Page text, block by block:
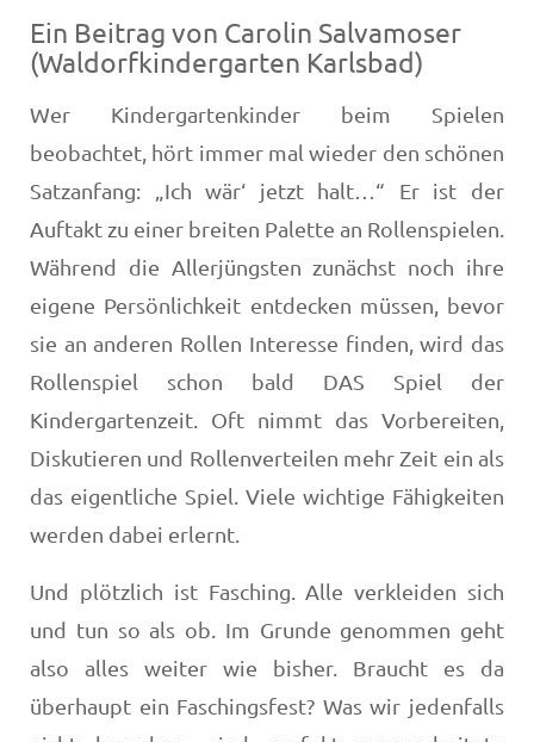
Ein Beitrag von Carolin Salvamoser
(Waldorfkindergarten Karlsbad)
Wer Kindergartenkinder beim Spielen
beobachtet, hört immer mal wieder den schönen
Satzanfang: „Ich wär‘ jetzt halt…“ Er ist der
Auftakt zu einer breiten Palette an Rollenspielen.
Während die Allerjüngsten zunächst noch ihre
eigene Persönlichkeit entdecken müssen, bevor
sie an anderen Rollen Interesse finden, wird das
Rollenspiel schon bald DAS Spiel der
Kindergartenzeit. Oft nimmt das Vorbereiten,
Diskutieren und Rollenverteilen mehr Zeit ein als
das eigentliche Spiel. Viele wichtige Fähigkeiten
werden dabei erlernt.
Und plötzlich ist Fasching. Alle verkleiden sich
und tun so als ob. Im Grunde genommen geht
also alles weiter wie bisher. Braucht es da
überhaupt ein Faschingsfest? Was wir jedenfalls